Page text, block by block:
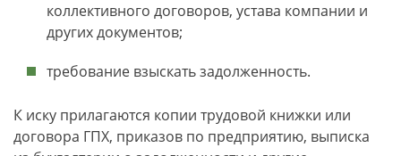
коллективного договоров, устава компании и
других документов;
требование взыскать задолженность.
К иску прилагаются копии трудовой книжки или
договора ГПХ, приказов по предприятию, выписка